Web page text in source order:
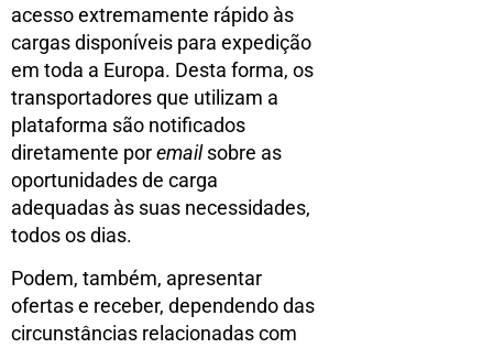
acesso extremamente rápido às
cargas disponíveis para expedição
em toda a Europa. Desta forma, os
transportadores que utilizam a
plataforma são notificados
diretamente poremailsobre as
oportunidades de carga
adequadas às suas necessidades,
todos os dias.
Podem, também, apresentar
ofertas e receber, dependendo das
circunstâncias relacionadas com